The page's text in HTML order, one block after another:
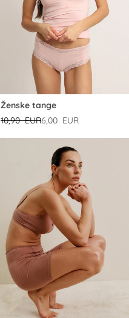
Ženske tange
6,00 EUR
10,90 EUR